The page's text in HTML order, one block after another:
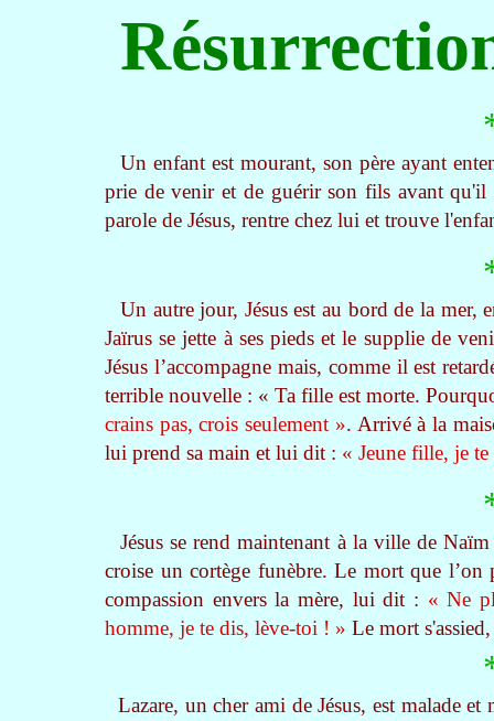
Un enfant est mourant, son père ayant
prie de venir et de guérir son fils avant
parole de Jésus, rentre chez lui et trouve
Un autre jour, Jésus est au bord de la mer,
Jaïrus se jette à ses pieds et le supplie de
Jésus l’accompagne mais, comme il est
terrible nouvelle : « Ta fille est morte.
crains pas, crois seulement ». Arrivé à la
lui prend sa main et lui dit : « Jeune fille, je
Jésus se rend maintenant à la ville de
croise un cortège funèbre. Le mort que
compassion envers la mère, lui dit : « Ne
homme, je te dis, lève-toi ! » Le mort
Lazare, un cher ami de Jésus, est malade